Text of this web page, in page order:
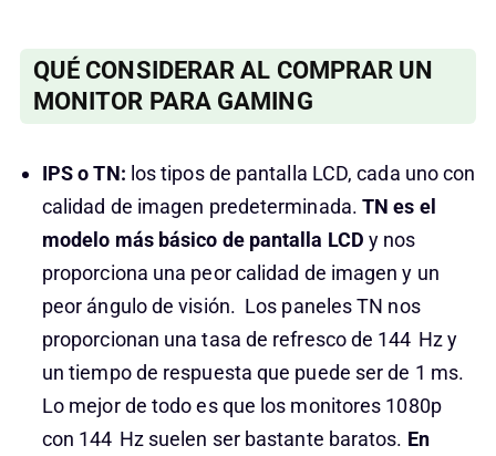
QUÉ CONSIDERAR AL COMPRAR UN
MONITOR PARA GAMING
IPS o TN: los tipos de pantalla LCD, cada uno con
calidad de imagen predeterminada. TN es el
modelo más básico de pantalla LCD y nos
proporciona una peor calidad de imagen y un
peor ángulo de visión. Los paneles TN nos
proporcionan una tasa de refresco de 144 Hz y
un tiempo de respuesta que puede ser de 1 ms.
Lo mejor de todo es que los monitores 1080p
con 144 Hz suelen ser bastante baratos. En